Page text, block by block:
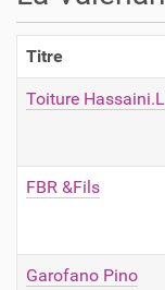
Titre
Toiture Hassaini.L
FBR &Fils
Garofano Pino